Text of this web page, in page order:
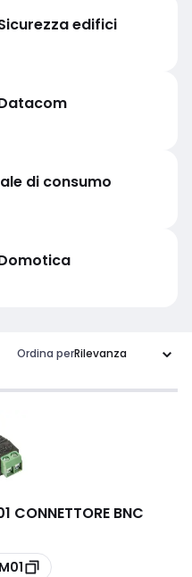
edifici
di consumo
Ordina per
CONNETTORE BNC